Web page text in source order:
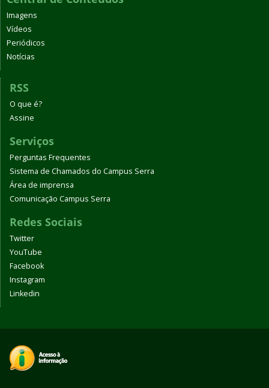
Imagens
Vídeos
Periódicos
Notícias
RSS
O que é?
Assine
Serviços
Perguntas Frequentes
Sistema de Chamados do Campus Serra
Área de imprensa
Comunicação Campus Serra
Redes Sociais
Twitter
YouTube
Facebook
Instagram
Linkedin